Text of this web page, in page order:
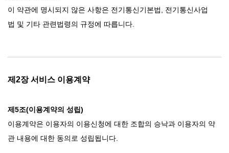
이 약관에 명시되지 않은 사항은 전기통신기본법, 전기통신사업
법 및 기타 관련법령의 규정에 따릅니다.
제2장 서비스 이용계약
제5조(이용계약의 성립)
이용계약은 이용자의 이용신청에 대한 조합의 승낙과 이용자의 약
관 내용에 대한 동의로 성립됩니다.